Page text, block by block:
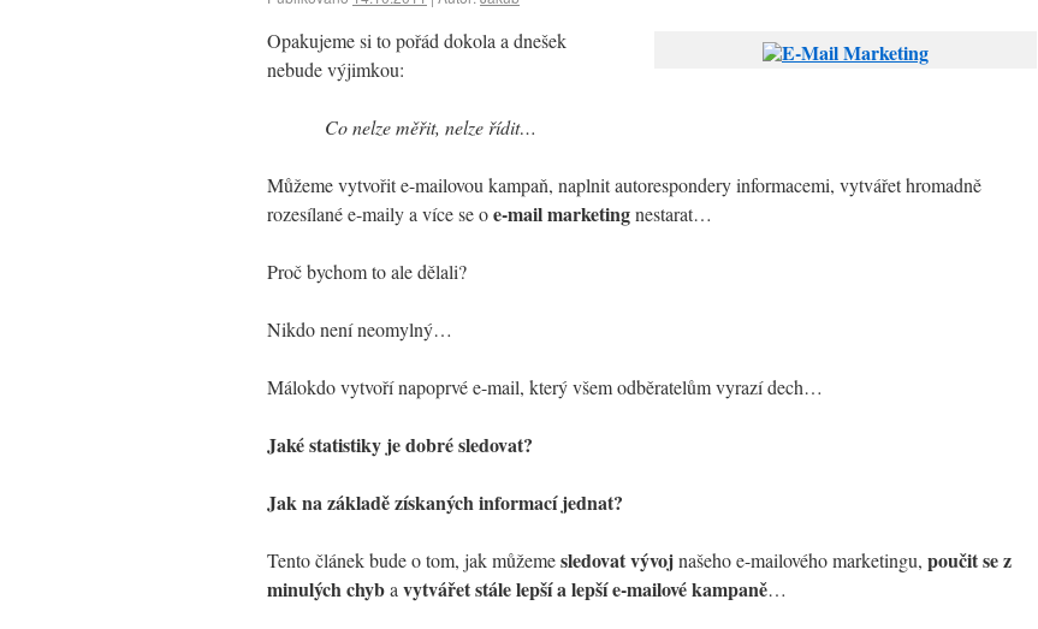
Opakujeme si to pořád dokola a dnešek
nebude výjimkou:
Co nelze měřit, nelze řídit…
Můžeme vytvořit e-mailovou kampaň, naplnit autorespondery informacemi, vytvářet hromadně
rozesílané e-maily a více se oe-mail marketingnestarat…
Proč bychom to ale dělali?
Nikdo není neomylný…
Málokdo vytvoří napoprvé e-mail, který všem odběratelům vyrazí dech…
Jaké statistiky je dobré sledovat?
Jak na základě získaných informací jednat?
Tento článek bude o tom, jak můžemesledovat vývojnašeho e-mailového marketingu, poučit se z
minulých chyba vytvářet stále lepší a lepší e-mailové kampaně…